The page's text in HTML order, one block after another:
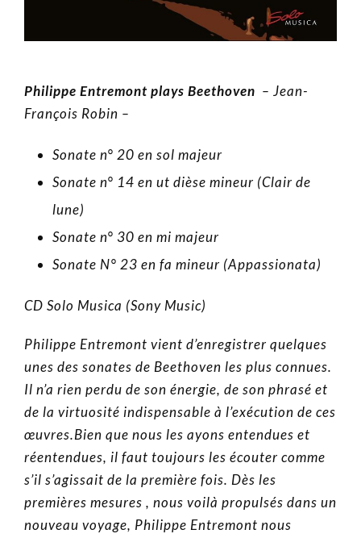
Philippe Entremont plays Beethoven – Jean-
François Robin –
Sonate n° 20 en sol majeur
Sonate n° 14 en ut dièse mineur (Clair de
lune)
Sonate n° 30 en mi majeur
Sonate N° 23 en fa mineur (Appassionata)
CD Solo Musica (Sony Music)
Philippe Entremont vient d’enregistrer quelques
unes des sonates de Beethoven les plus connues.
Il n’a rien perdu de son énergie, de son phrasé et
de la virtuosité indispensable à l’exécution de ces
œuvres.Bien que nous les ayons entendues et
réentendues, il faut toujours les écouter comme
s’il s’agissait de la première fois. Dès les
premières mesures , nous voilà propulsés dans un
nouveau voyage, Philippe Entremont nous